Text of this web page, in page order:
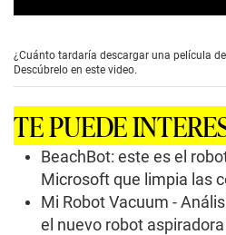
e
c
d
s
o
¿Cuánto tardaría descargar una película de
Descúbrelo en este video.
TE PUEDE
BeachBot: este es el
Microsoft que limpia las
Mi Robot Vacuum -
el nuevo robot